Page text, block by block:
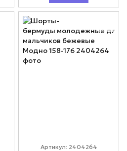
Артикул: 2404264